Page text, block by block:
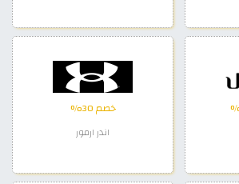
خصم 30%
اندر ارمور